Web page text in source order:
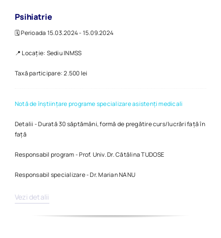
Psihiatrie
🗓️ Perioada 15.03.2024 - 15.09.2024
📍 Locație: Sediu INMSS
Taxă participare: 2.500 lei
Notă de înștiințare programe specializare asistenți medicali
Detalii - Durată 30 săptămâni, formă de pregătire curs/lucrări față în
față
Responsabil program - Prof. Univ. Dr. Cătălina TUDOSE
Responsabil specializare - Dr. Marian NANU
Vezi detalii